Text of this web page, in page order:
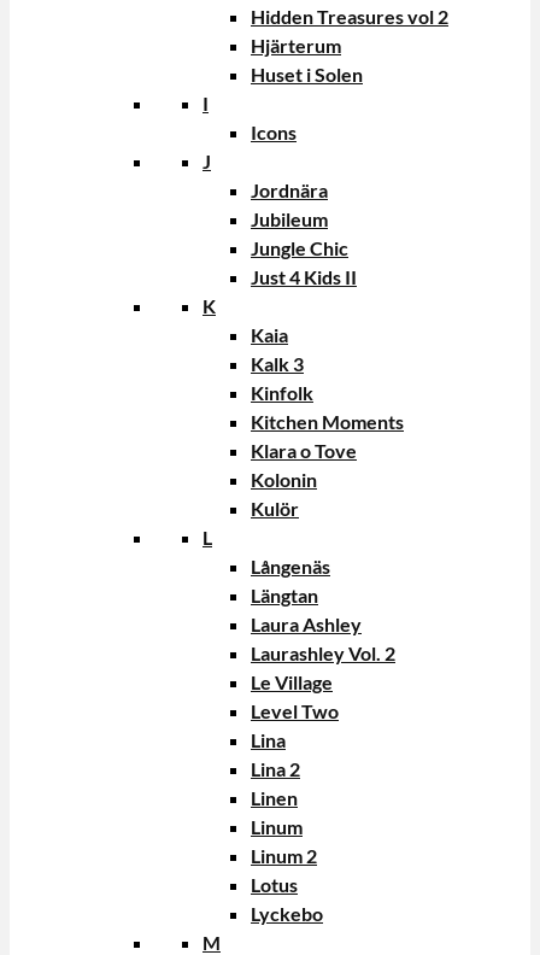
Hidden Treasures vol 2
Hjärterum
Huset i Solen
I
Icons
J
Jordnära
Jubileum
Jungle Chic
Just 4 Kids II
K
Kaia
Kalk 3
Kinfolk
Kitchen Moments
Klara o Tove
Kolonin
Kulör
L
Långenäs
Längtan
Laura Ashley
Laurashley Vol. 2
Le Village
Level Two
Lina
Lina 2
Linen
Linum
Linum 2
Lotus
Lyckebo
M